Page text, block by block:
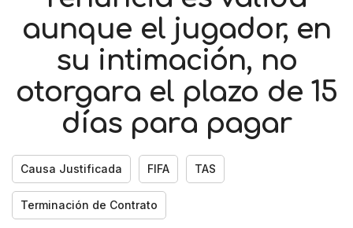
aunque el jugador, en
su intimación, no
otorgara el plazo de 15
días para pagar
Causa Justificada FIFA TAS
Terminación de Contrato